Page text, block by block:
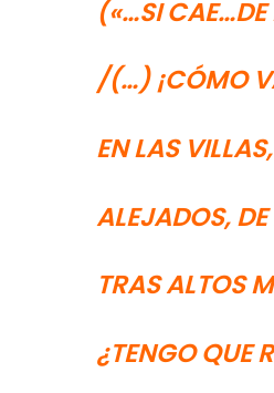
(«…SI CAE…DE
/(…) ¡CÓMO
EN LAS VILLAS,
ALEJADOS,
TRAS ALTOS
¿TENGO QUE